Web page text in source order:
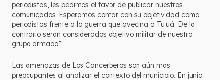
periodistas, les pedimos el favor de publicar nuestros
comunicados. Esperamos contar con su objetividad como
periodistas frente a la guerra que avecina a Tuluá. De lo
contrario serán considerados objetivo militar de nuestro
grupo armado”.
Las amenazas de Los Cancerberos son aún más
preocupantes al analizar el contexto del municipio. En junio